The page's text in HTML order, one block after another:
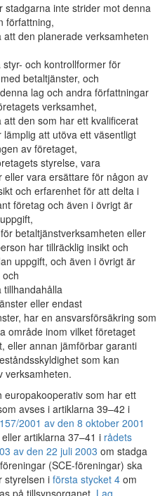
stadgarna inte strider mot denna
författning,
den planerade verksamheten
styr- och kontrollformer för
betaltjänster, och
lag och andra författningar
verksamhet,
den som har ett kvalificerat
att utöva ett väsentligt
av företaget,
styrelse, vara
eller vara ersättare för någon av
och erfarenhet för att delta i
företag och även i övrigt är
betaltjänstverksamheten eller
har tillräcklig insikt och
uppgift, och även i övrigt är
tillhandahålla
eller endast
har en ansvarsförsäkring som
område inom vilket företaget
eller annan jämförbar garanti
som kan
verksamheten.
som har ett
avses i artiklarna 39–42 i
2001 av den 8 oktober 2001
artiklarna 37–41 i rådets
av den 22 juli 2003 om stadga
(SCE-föreningar) ska
styrelsen i första stycket 4 om
på tillsynsorganet. Lag